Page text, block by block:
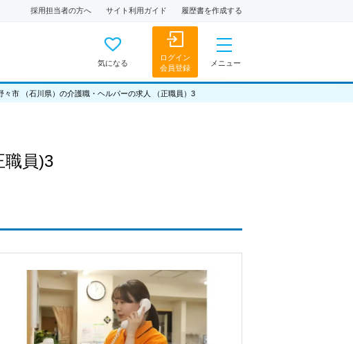
採用担当者の方へ サイト利用ガイド 履歴書を作成する
気になる
ログイン
会員登録
メニュー
々市 （石川県）の介護職・ヘルパーの求人 （正職員）3
職員)3